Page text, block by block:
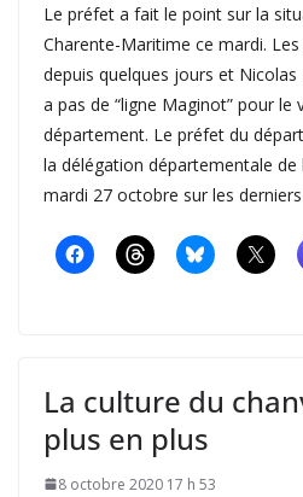
Le préfet a fait le point sur la
Charente-Maritime ce mardi.
depuis quelques jours et Nicolas
a pas de “ligne Maginot” pour le
département. Le préfet du
la délégation départementale de
mardi 27 octobre sur les
La culture du
plus en plus
8 octobre 2020 17 h 53